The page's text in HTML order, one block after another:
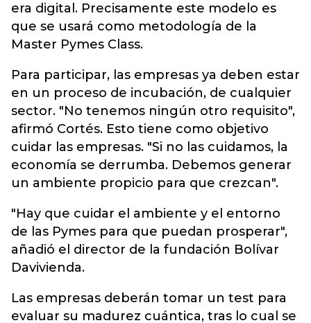
era digital. Precisamente este modelo es
que se usará como metodología de la
Master Pymes Class.
Para participar, las empresas ya deben estar
en un proceso de incubación, de cualquier
sector. "No tenemos ningún otro requisito",
afirmó Cortés. Esto tiene como objetivo
cuidar las empresas. "Si no las cuidamos, la
economía se derrumba. Debemos generar
un ambiente propicio para que crezcan".
"Hay que cuidar el ambiente y el entorno
de las Pymes para que puedan prosperar",
añadió el director de la fundación Bolívar
Davivienda.
Las empresas deberán tomar un test para
evaluar su madurez cuántica, tras lo cual se